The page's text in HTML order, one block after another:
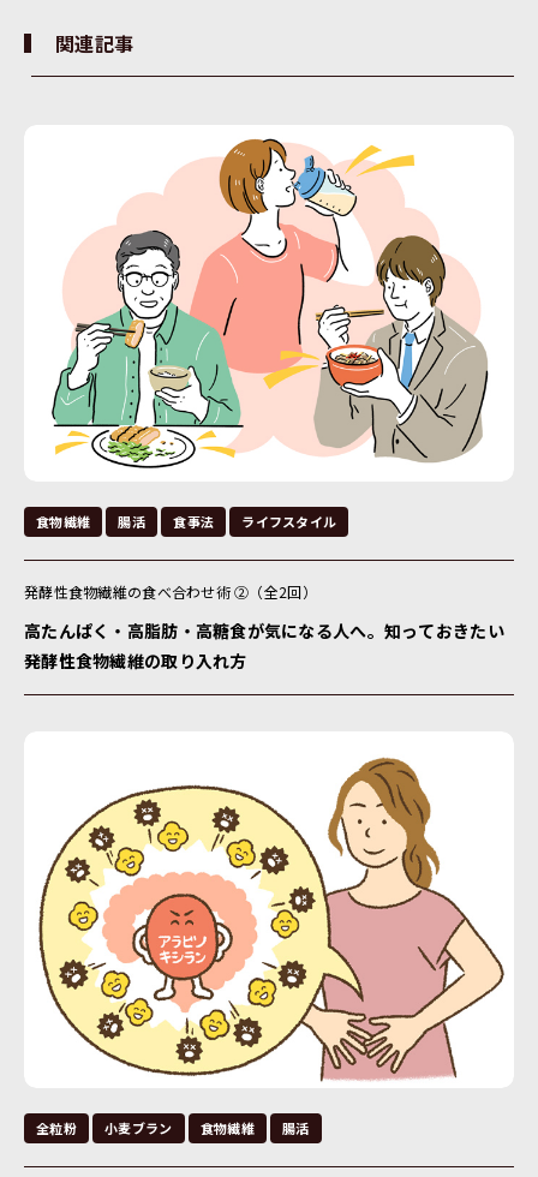
関連記事
食物繊維 腸活 食事法 ライフスタイル
発酵性食物繊維の食べ合わせ術 ②（全2回）
高たんぱく・高脂肪・高糖食が気になる人へ。知っておきたい
発酵性食物繊維の取り入れ方
全粒粉 小麦ブラン 食物繊維 腸活